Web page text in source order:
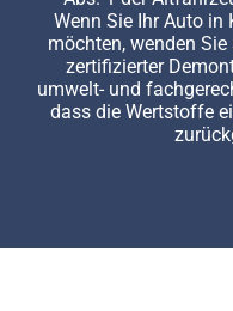
Wenn Sie Ihr Auto in
möchten, wenden
zertifizierter
umwelt- und
dass die Wertstoffe